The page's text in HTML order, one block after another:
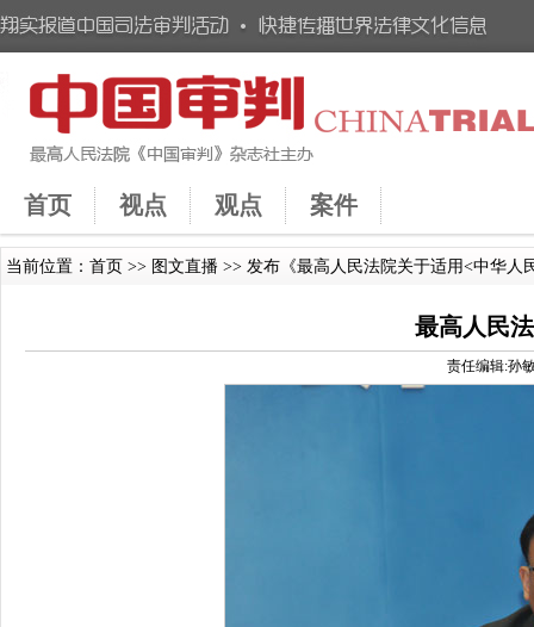
首页 视点 观点 案件
当前位置： 首页 >> 图文直播 >> 发布《最高人民法院关于适用<中华人
最高人民
责任编辑:孙